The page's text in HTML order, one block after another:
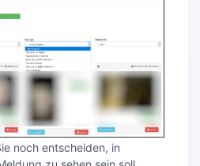
noch entscheiden, in